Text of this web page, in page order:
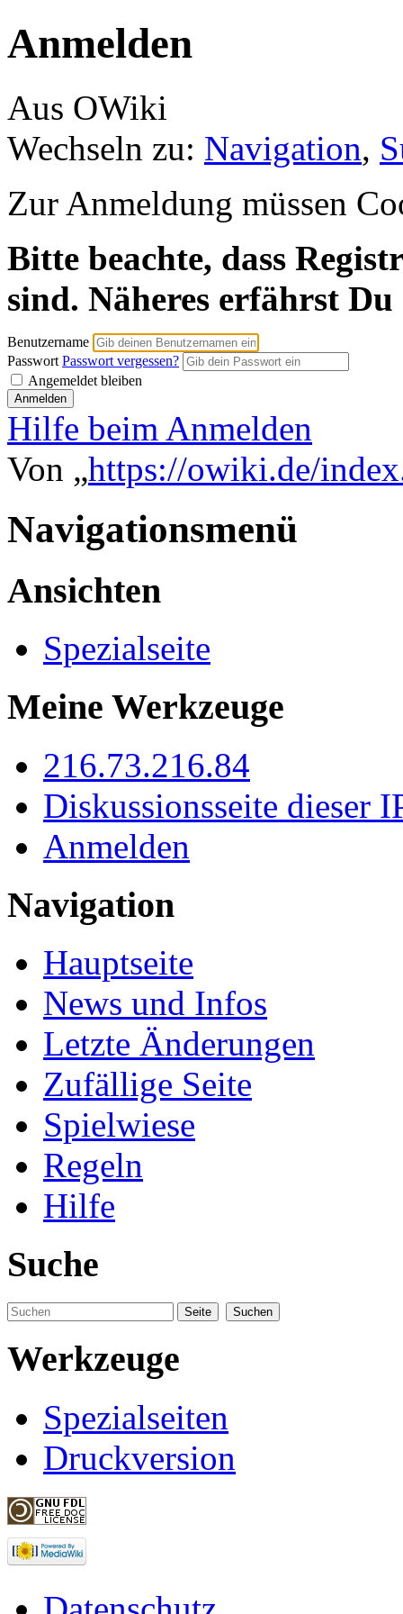
Anmelden
Aus OWiki
Wechseln zu: Navigation,
Zur Anmeldung müssen
Bitte beachte, dass
sind. Näheres erfährst
Benutzername
Passwort Passwort vergessen?
Angemeldet bleiben
Hilfe beim Anmelden
Von „https://owiki.de/
Navigationsmenü
Ansichten
Spezialseite
Meine Werkzeuge
216.73.216.84
Diskussionsseite dieser
Anmelden
Navigation
Hauptseite
News und Infos
Letzte Änderungen
Zufällige Seite
Spielwiese
Regeln
Hilfe
Suche
Werkzeuge
Spezialseiten
Druckversion